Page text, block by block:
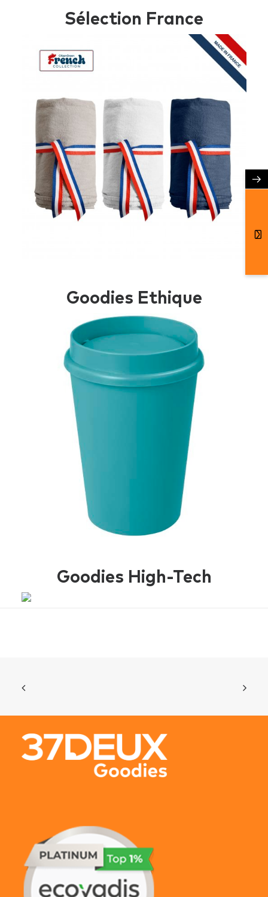
Sélection France
Goodies Ethique
Goodies High-Tech
→